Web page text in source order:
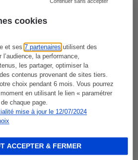
cookies
et ses7 partenaires utilisent des
la performance,
les partager, optimiser la
contenus provenant de sites tiers.
choix pendant 6 mois. Vous pourrez
en utilisant le lien « paramétrer
chaque page.
mise à jour le 12/07/2024
ACCEPTER & FERMER
zéro déchet CoffeeB (vidéo)